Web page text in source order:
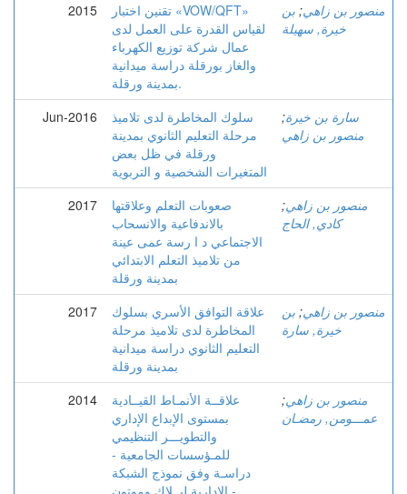
2015
تقنين اختبار «VOW/QFT»
لقياس القدرة على العمل لدى
عمال شركة توزيع الكهرباء
والغاز بورقلة دراسة ميدانية
بمدينة ورقلة.
منصور بن زاهي; بن
خيرة, سهيلة
Jun-2016
سلوك المخاطرة لدى تلاميذ
مرحلة التعليم الثانوي بمدينة
ورقلة في ظل بعض
المتغيرات الشخصية و التربوية
سارة بن خيرة;
منصور بن زاهي
2017
صعوبات التعلم وعلاقتها
بالاندفاعية والانسحاب
الاجتماعي د ا رسة عمى عينة
من تلاميذ التعلم الابتدائي
بمدينة ورقلة
منصور بن زاهي;
كادي, الحاج
2017
علاقة التوافق الأسري بسلوك
المخاطرة لدى تلاميذ مرحلة
التعليم الثانوي دراسة ميدانية
بمدينة ورقلة
منصور بن زاهي; بن
خيرة, سارة
2014
علاقــة الأنمـاط القيــادية
بمستوى الإبداع الإداري
والتطويـــر التنظيمي
للمـؤسسات الجامعية -
دراسـة وفق نموذج الشبكة
الإدارية لبــلاك وموتون -
منصور بن زاهي;
عمـــومن, رمضـان